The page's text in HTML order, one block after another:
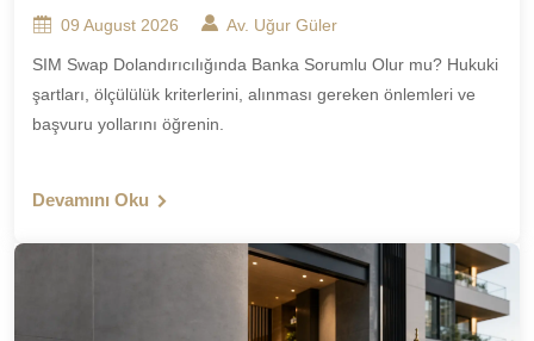
09 August 2026 Av. Uğur Güler
SIM Swap Dolandırıcılığında Banka Sorumlu Olur mu? Hukuki
şartları, ölçülülük kriterlerini, alınması gereken önlemleri ve
başvuru yollarını öğrenin.
Devamını Oku